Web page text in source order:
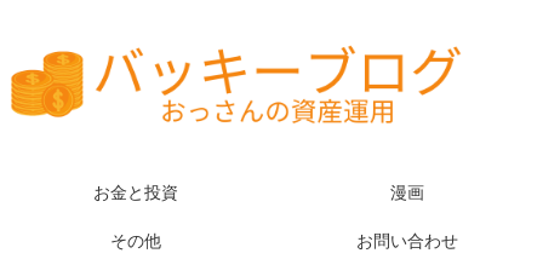
お金と投資 漫画
その他 お問い合わせ